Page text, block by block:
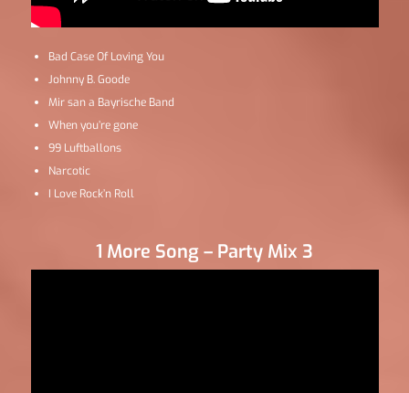
Bad Case Of Loving You
Johnny B. Goode
Mir san a Bayrische Band
When you’re gone
99 Luftballons
Narcotic
I Love Rock’n Roll
1 More Song – Party Mix 3